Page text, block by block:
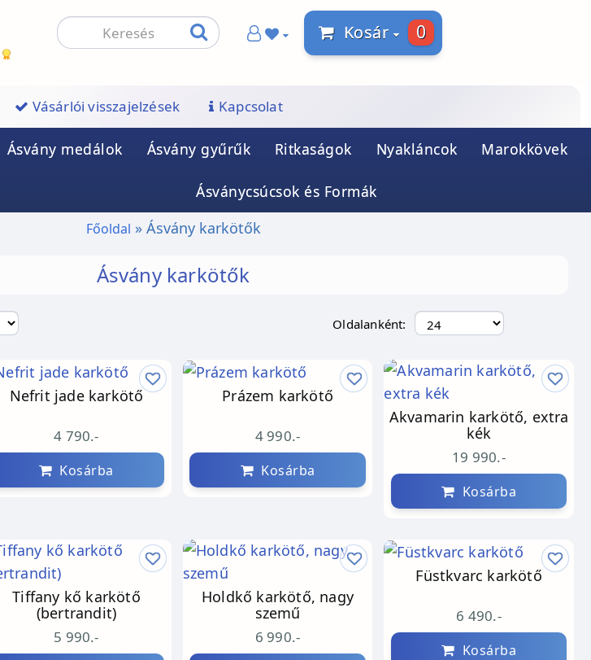
Kosár 0
Vásárlói visszajelzések Kapcsolat
Ásvány medálok Ásvány gyűrűk Ritkaságok Nyakláncok Marokkövek
Ásványcsúcsok és Formák
Főoldal Ásvány karkötők
Ásvány karkötők
Oldalanként:
Nefrit jade karkötő
4 790.-
Kosárba
Prázem karkötő
4 990.-
Kosárba
Akvamarin karkötő, extra
kék
19 990.-
Kosárba
Tiffany kő karkötő
(bertrandit)
5 990.-
Holdkő karkötő, nagy
szemű
6 990.-
Füstkvarc karkötő
6 490.-
Kosárba